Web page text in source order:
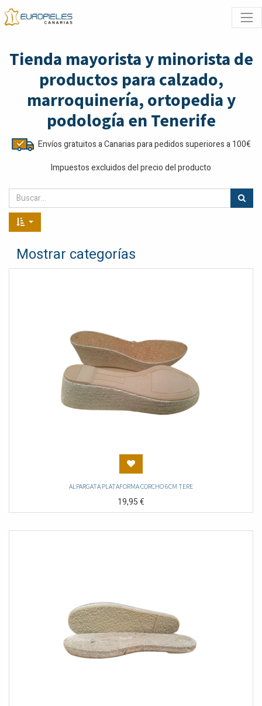
Tienda mayorista y minorista de
productos para calzado,
marroquinería, ortopedia y
podología en Tenerife
Envíos gratuitos a Canarias para pedidos superiores a 100€
Impuestos excluidos del precio del producto
Mostrar categorías
ALPARGATA PLATAFORMA CORCHO 6CM TERE
19,95€